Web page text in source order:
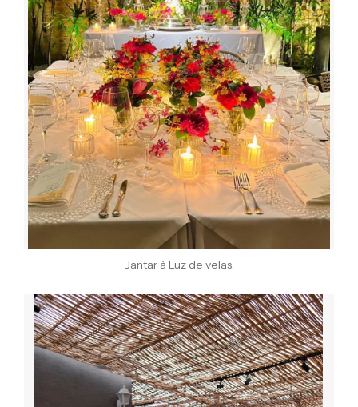
Jantar à Luz de velas.